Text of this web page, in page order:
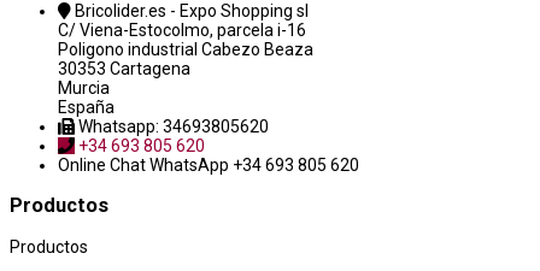
Bricolider.es - Expo Shopping sl
C/ Viena-Estocolmo, parcela i-16
Poligono industrial Cabezo Beaza
30353 Cartagena
Murcia
España
Whatsapp: 34693805620
+34 693 805 620
Online ChatWhatsApp +34 693 805 620
Productos
Productos